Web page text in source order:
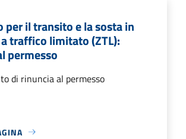
per il transito e la sosta in
traffico limitato (ZTL):
permesso
di rinuncia al permesso